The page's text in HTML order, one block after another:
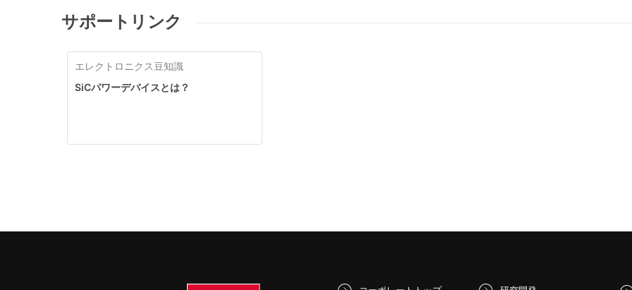
用性の高い「TO-247」を継承し、高い設計自
由度と電力密度を実現。
サポートリンク
エレクトロニクス豆知識
SiCパワーデバイスとは？